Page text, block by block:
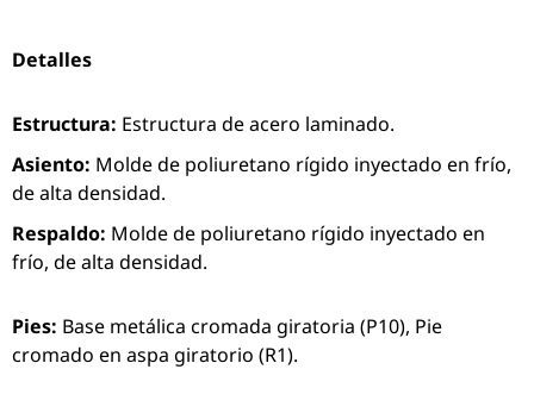
Detalles
Estructura: Estructura de acero laminado.
Asiento: Molde de poliuretano rígido inyectado en frío,
de alta densidad.
Respaldo: Molde de poliuretano rígido inyectado en
frío, de alta densidad.
Pies: Base metálica cromada giratoria (P10), Pie
cromado en aspa giratorio (R1).